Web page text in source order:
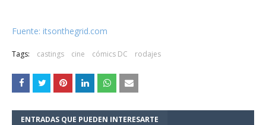
Fuente: itsonthegrid.com
Tags: castings cine cómics DC rodajes
ENTRADAS QUE PUEDEN INTERESARTE